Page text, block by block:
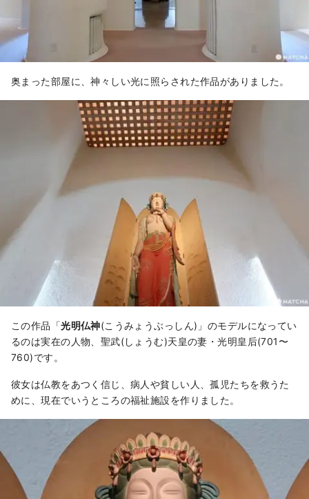
奥まった部屋に、神々しい光に照らされた作品がありました。
この作品「光明仏神(こうみょうぶっしん)」のモデルになってい
るのは実在の人物、聖武(しょうむ)天皇の妻・光明皇后(701〜
760)です。
彼女は仏教をあつく信じ、病人や貧しい人、孤児たちを救うた
めに、現在でいうところの福祉施設を作りました。